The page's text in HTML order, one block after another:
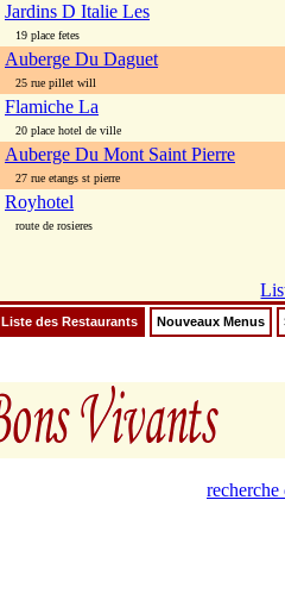
Jardins D Italie Les
19 place fetes
Auberge Du Daguet
25 rue pillet will
Flamiche La
20 place hotel de ville
Auberge Du Mont Saint Pierre
27 rue etangs st pierre
Royhotel
route de rosieres
Liste des Restaurants Nouveaux Menus
recherche